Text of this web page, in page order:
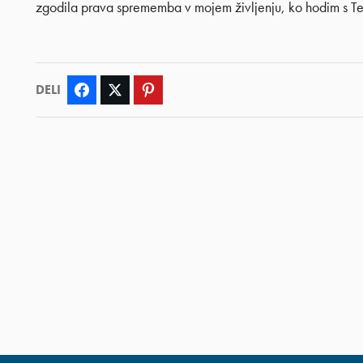
zgodila prava sprememba v mojem življenju, ko hodim s
DELI Facebook Twitter